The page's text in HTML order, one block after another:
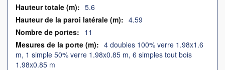
5.6
4.59
11
4 doubles 100% verre 1.98x1.6
m, 1 simple 50% verre 1.98x0.85 m, 6 simples tout bois
1.98x0.85 m